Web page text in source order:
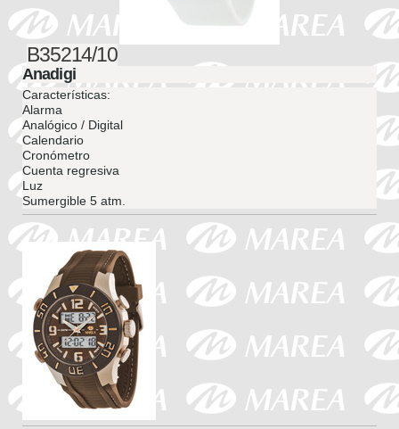
B35214/10
Anadigi
Características:
Alarma
Analógico / Digital
Calendario
Cronómetro
Cuenta regresiva
Luz
Sumergible 5 atm.